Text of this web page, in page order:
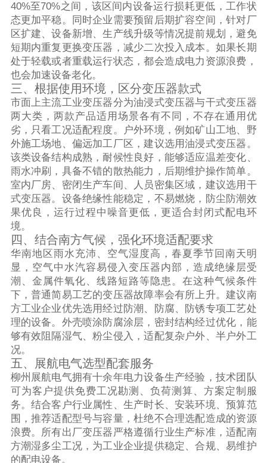
40%至70%之间，该区间内设备运行损耗更低，工作状
态更加平稳。同时企业需要预留后期扩容空间，针对厂
区扩建、设备新增、生产线升级等情况提前规划，避免
短期内重复更换变压器，减少二次投入成本。如果长期
处于轻载或者重载运行状态，都会造成电力资源浪费，
也会加速设备老化。
三、根据使用环境，区分变压器款式
市面上主流工业变压器分为油浸式变压器与干式变压器
两大类，两款产品适用场景各有不同，不存在通用优
劣，只看工况适配程度。户外环境，例如矿山工地、野
外施工场地、偏远加工厂区，建议选用油浸式变压器。
该类设备结构成熟，耐候性良好，能够适应温差变化、
雨水冲刷，具备不错的散热能力，后期维护操作简单。
室内厂房、密闭生产车间、人员密集区域，建议选用干
式变压器。设备绝缘性能稳定，不易燃烧，防尘防潮效
果优良，运行过程中噪音更低，更适合封闭式配电环
境。
四、结合南方气候，强化环境适配要求
华南地区雨水充沛、空气湿度高，春夏季节回南天明
显，空气中水汽容易侵入变压器内部，造成绝缘层受
潮、金属件氧化、线路短路等隐患。在这种气候条件
下，普通简易工艺的变压器故障率会有所上升。建议南
方工业企业优先选用经过防潮、防腐、防锈专项工艺处
理的设备。外壳喷涂防腐涂层，密封结构经过优化，能
够有效阻隔湿气、粉尘侵入，适配复杂户外、半户外工
况。
五、展航电气选型配套服务
柳州展航电气拥有十余年电力设备生产经验，技术团队
可为客户提供免费工况勘测、负荷测算、方案定制服
务。结合客户行业属性、生产时长、安装环境、预算范
围，推荐适配型号与容量，杜绝不合理选配造成的资源
浪费。所有出厂变压器严格遵循行业生产标准，适配南
方潮湿多尘工况，为工业企业提供稳定、合规、易维护
的配电设备。